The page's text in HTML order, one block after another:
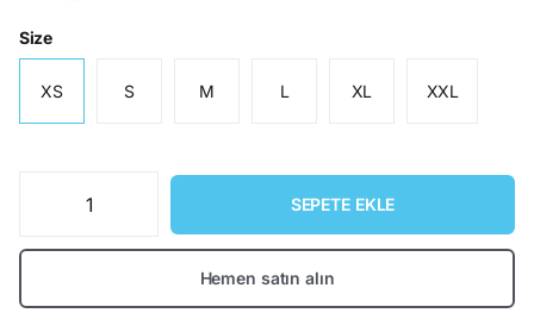
Size
XS S M L XL XXL
SEPETE EKLE
Hemen satın alın